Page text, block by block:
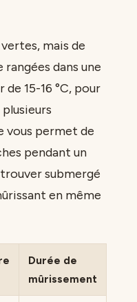
mais de
dans une
de 15-16 °C, pour
vous permet de
pendant un
submergé
en même
Durée de
mûrissement